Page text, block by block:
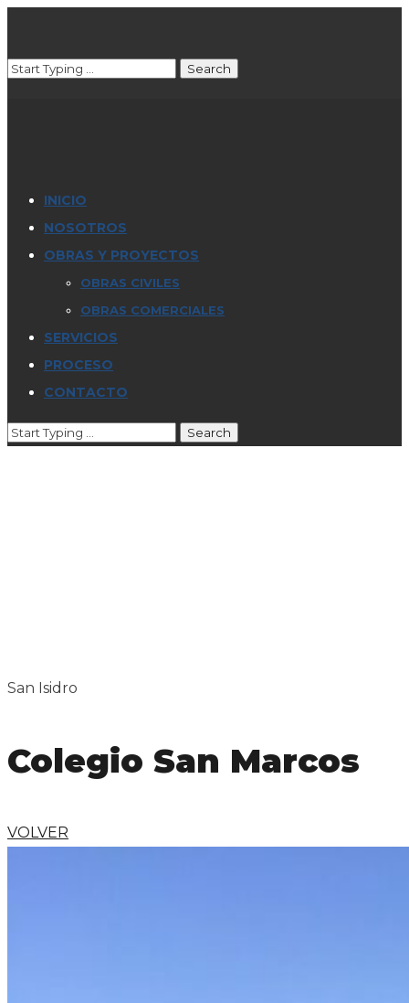
INICIO
NOSOTROS
OBRAS Y PROYECTOS
OBRAS CIVILES
OBRAS COMERCIALES
SERVICIOS
PROCESO
CONTACTO
San Isidro
Colegio San Marcos
VOLVER